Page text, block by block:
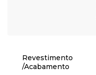
Revestimento
/Acabamento